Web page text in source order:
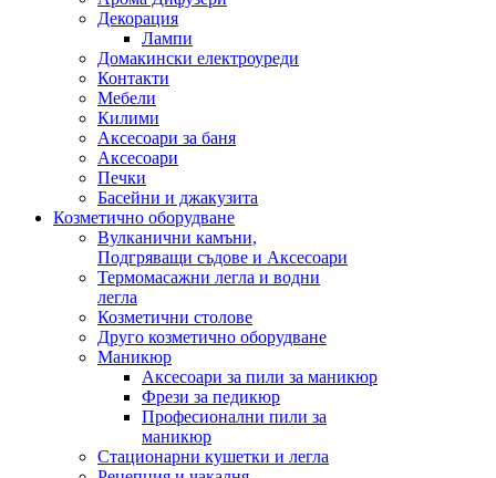
Декорация
Лампи
Домакински електроуреди
Контакти
Мебели
Килими
Аксесоари за баня
Аксесоари
Печки
Басейни и джакузита
Козметично оборудване
Вулканични камъни,
Подгряващи съдове и Аксесоари
Термомасажни легла и водни
легла
Козметични столове
Друго козметично оборудване
Маникюр
Аксесоари за пили за маникюр
Фрези за педикюр
Професионални пили за
маникюр
Стационарни кушетки и легла